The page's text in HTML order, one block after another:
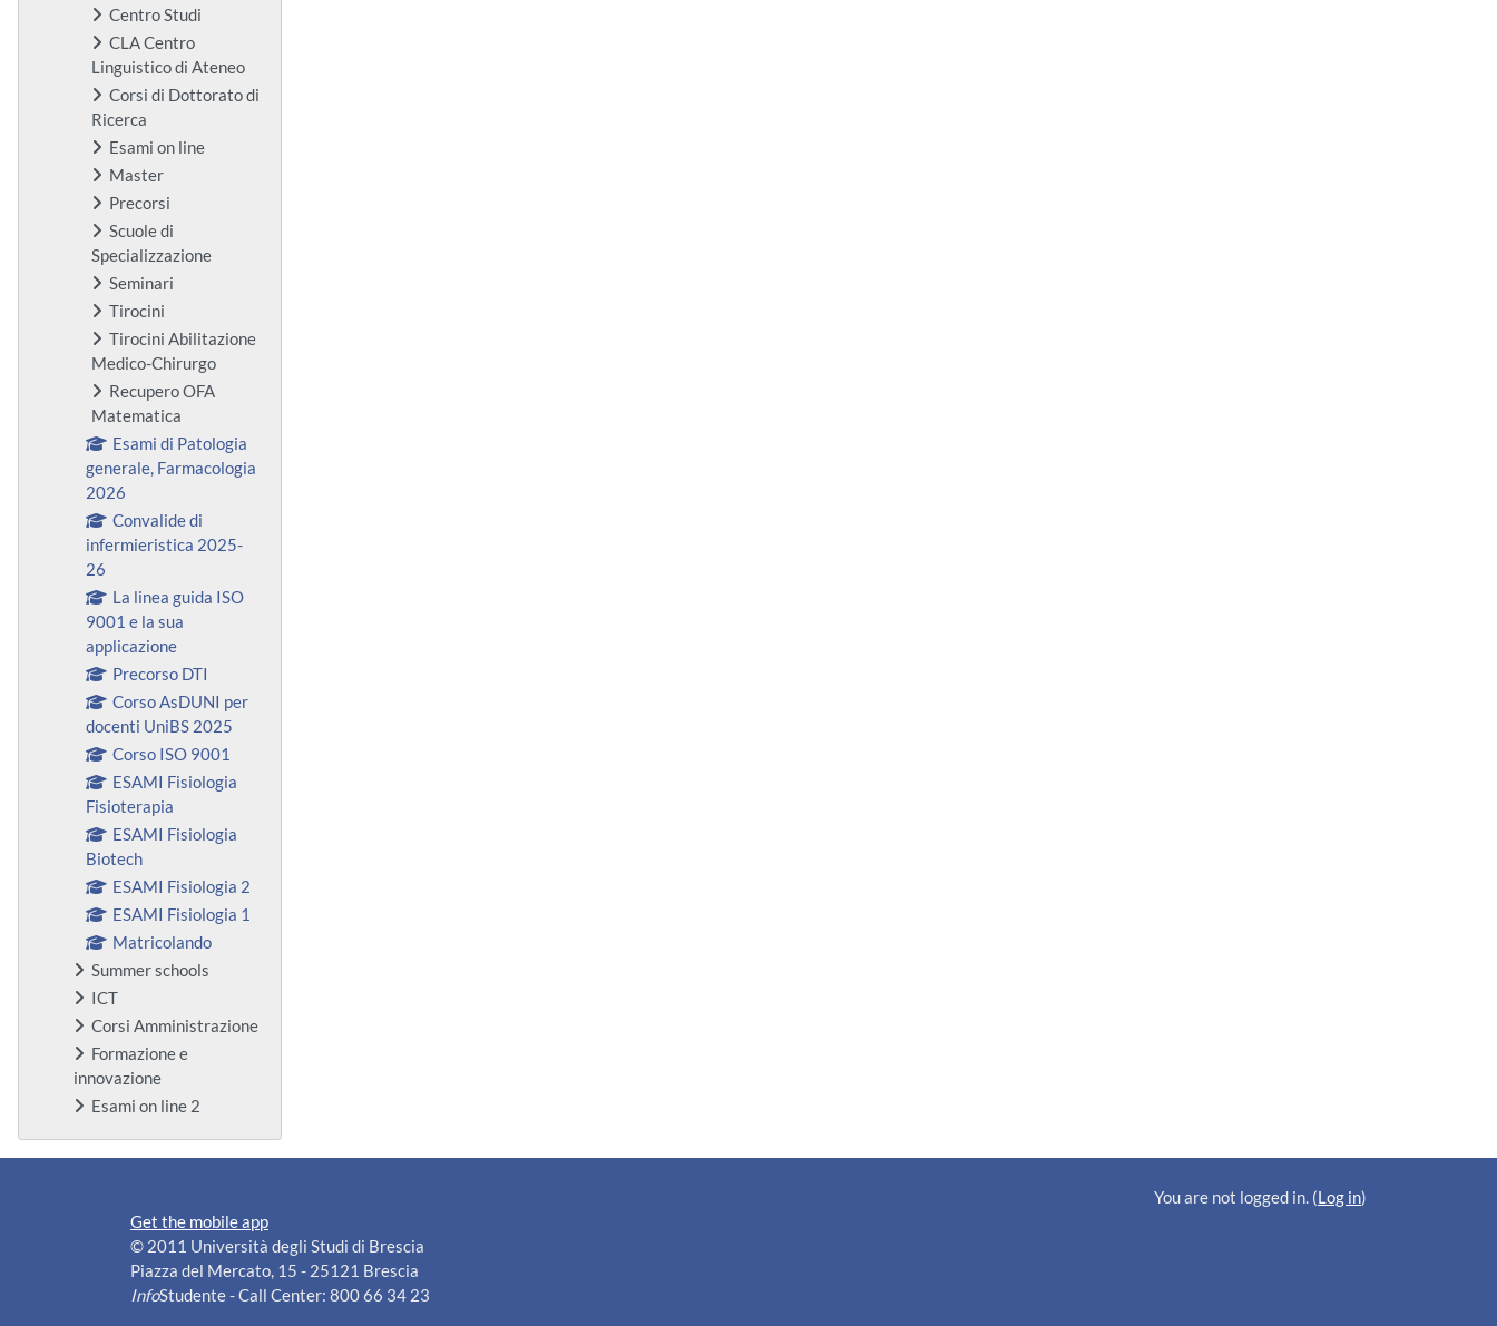
Centro Studi
CLA Centro
Linguistico di Ateneo
Corsi di Dottorato di
Ricerca
Esami on line
Master
Precorsi
Scuole di
Specializzazione
Seminari
Tirocini
Tirocini Abilitazione
Medico-Chirurgo
Recupero OFA
Matematica
Esami di Patologia
generale, Farmacologia
2026
Convalide di
infermieristica 2025-
26
La linea guida ISO
9001 e la sua
applicazione
Precorso DTI
Corso AsDUNI per
docenti UniBS 2025
Corso ISO 9001
ESAMI Fisiologia
Fisioterapia
ESAMI Fisiologia
Biotech
ESAMI Fisiologia 2
ESAMI Fisiologia 1
Matricolando
Summer schools
ICT
Corsi Amministrazione
Formazione e
innovazione
Esami on line 2
You are not logged in. (Log in)
Get the mobile app
© 2011 Università degli Studi di Brescia
Piazza del Mercato, 15 - 25121 Brescia
InfoStudente - Call Center: 800 66 34 23